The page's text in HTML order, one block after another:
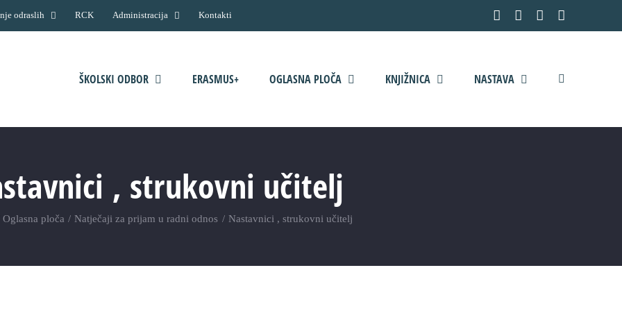
odraslih RCK Administracija Kontakti FacebookYouTube
ŠKOLSKI ODBOR ERASMUS+ OGLASNA PLOČA KNJIŽNICA NASTAVA
, strukovni učitelj
Oglasna ploča Natječaji za prijam u radni odnos Nastavnici , strukovni učitelj